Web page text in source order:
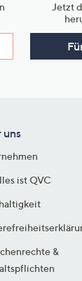
Jetzt
uns
ist QVC
&